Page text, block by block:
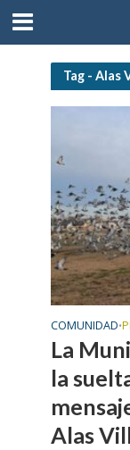
Tag - Alas
COMUNIDAD•
La
la
Alas